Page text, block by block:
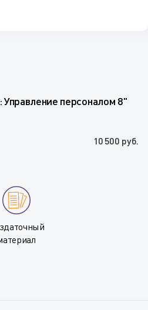
персоналом 8"
10 500 руб.